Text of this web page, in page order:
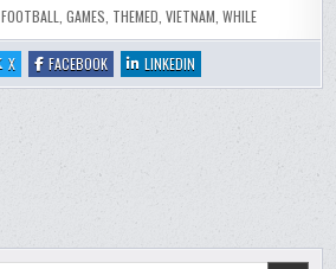
FOOTBALL GAMES THEMED VIETNAM WHILE
X:
THE
BEST
FACEBOOK:
THE
BEST
LINKEDIN
THE
BEST